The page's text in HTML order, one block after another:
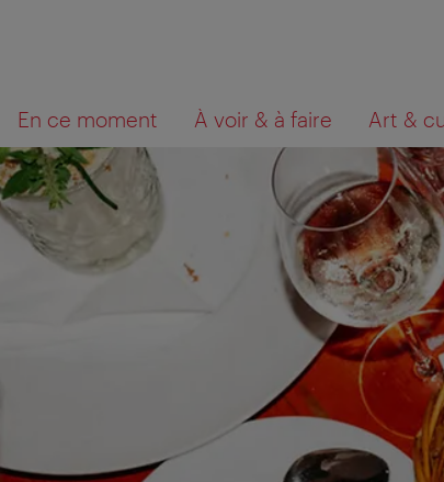
En ce moment À voir & à faire Art &
Que
cherchez-